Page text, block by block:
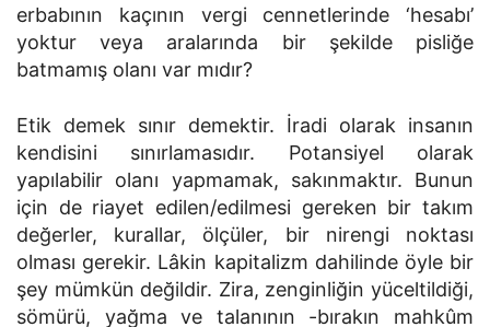
erbabının kaçının vergi cennetlerinde ‘hesabı’
yoktur veya aralarında bir şekilde pisliğe
batmamış olanı var mıdır?
Etik demek sınır demektir. İradi olarak insanın
kendisini sınırlamasıdır. Potansiyel olarak
yapılabilir olanı yapmamak, sakınmaktır. Bunun
için de riayet edilen/edilmesi gereken bir takım
değerler, kurallar, ölçüler, bir nirengi noktası
olması gerekir. Lâkin kapitalizm dahilinde öyle bir
şey mümkün değildir. Zira, zenginliğin yüceltildiği,
sömürü, yağma ve talanının -bırakın mahkûm